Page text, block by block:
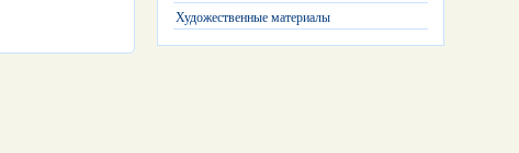
Художественные материалы